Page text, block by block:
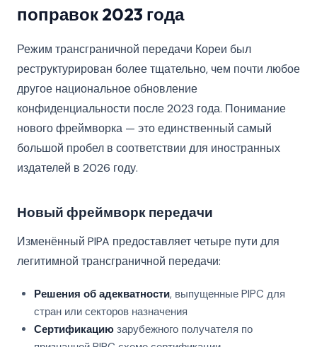
поправок 2023 года
Режим трансграничной передачи Кореи был
реструктурирован более тщательно, чем почти любое
другое национальное обновление
конфиденциальности после 2023 года. Понимание
нового фреймворка — это единственный самый
большой пробел в соответствии для иностранных
издателей в 2026 году.
Новый фреймворк передачи
Изменённый PIPA предоставляет четыре пути для
легитимной трансграничной передачи:
Решения об адекватности, выпущенные PIPC для
стран или секторов назначения
Сертификацию зарубежного получателя по